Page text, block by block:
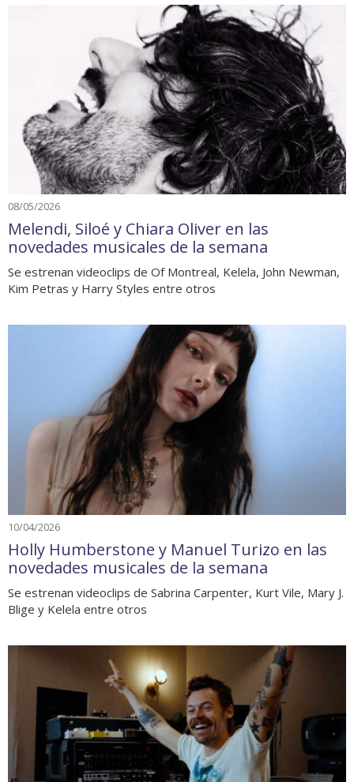
08/05/2026
Melendi, Siloé y Chiara Oliver en las
novedades musicales de la semana
Se estrenan videoclips de Of Montreal, Kelela, John Newman,
Kim Petras y Harry Styles entre otros
10/04/2026
Holly Humberstone y Manuel Turizo en las
novedades musicales de la semana
Se estrenan videoclips de Sabrina Carpenter, Kurt Vile, Mary J.
Blige y Kelela entre otros